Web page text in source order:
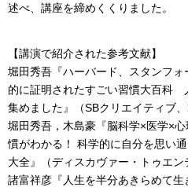
述べ、講座を締めくくりました。
【講演で紹介された参考文献】
堀田秀吾『ハーバード、スタンフ
的に証明されたすごい習慣大百科
集めました』（SBクリエイティブ、
堀田秀吾，木島豪『脳科学×医学×
慣がわかる！ 科学的に自分を思い
大全』（ディスカヴァー・トゥエン
諸富祥彦『人生を半分あきらめて